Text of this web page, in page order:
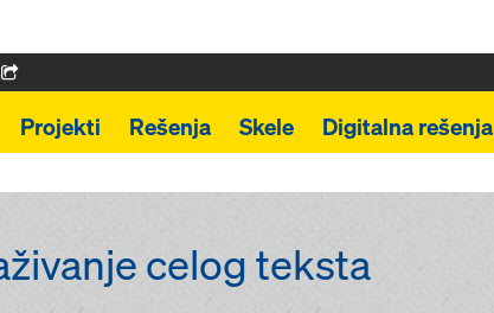
Projekti Rešenja Skele Digitalna rešenja
celog teksta